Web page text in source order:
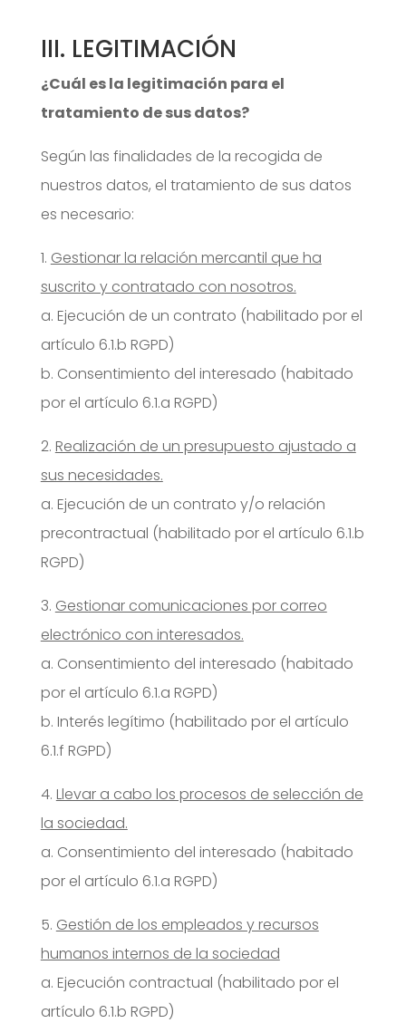
III. LEGITIMACIÓN
¿Cuál es la legitimación para el
tratamiento de sus datos?
Según las finalidades de la recogida de
nuestros datos, el tratamiento de sus datos
es necesario:
1. Gestionar la relación mercantil que ha
suscrito y contratado con nosotros.
a. Ejecución de un contrato (habilitado por el
artículo 6.1.b RGPD)
b. Consentimiento del interesado (habitado
por el artículo 6.1.a RGPD)
2. Realización de un presupuesto ajustado a
sus necesidades.
a. Ejecución de un contrato y/o relación
precontractual (habilitado por el artículo 6.1.b
RGPD)
3. Gestionar comunicaciones por correo
electrónico con interesados.
a. Consentimiento del interesado (habitado
por el artículo 6.1.a RGPD)
b. Interés legítimo (habilitado por el artículo
6.1.f RGPD)
4. Llevar a cabo los procesos de selección de
la sociedad.
a. Consentimiento del interesado (habitado
por el artículo 6.1.a RGPD)
5. Gestión de los empleados y recursos
humanos internos de la sociedad
a. Ejecución contractual (habilitado por el
artículo 6.1.b RGPD)